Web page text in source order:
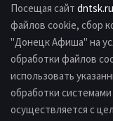
Посещая сайт dntsk.ru
файлов cookie, сбор
"Донецк Афиша" на
обработки файлов
использовать
обработки
осуществляется с